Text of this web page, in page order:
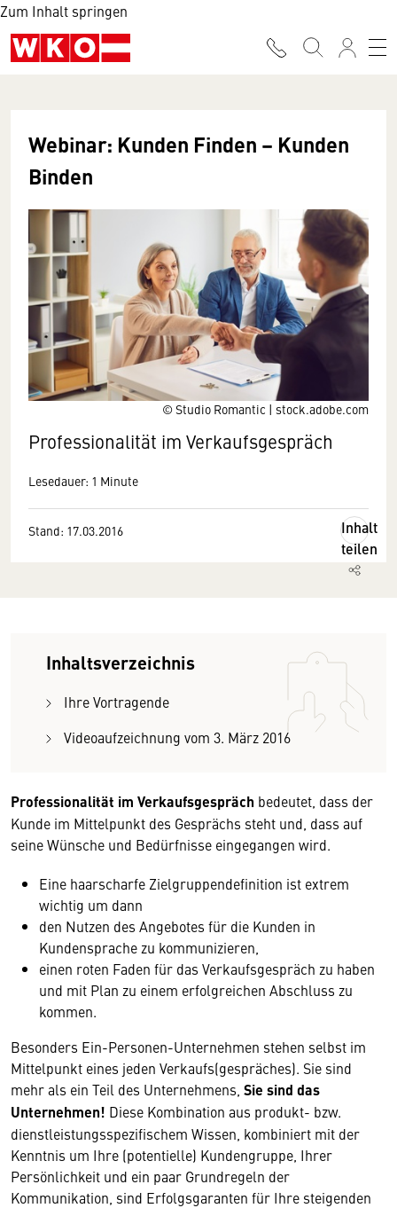
Zum Inhalt springen
© Studio Romantic | stock.adobe.com
Webinar: Kunden Finden – Kunden
Binden
Professionalität im Verkaufsgespräch
Lesedauer: 1 Minute
Stand: 17.03.2016
Inhalt
teilen
Inhaltsverzeichnis
Ihre Vortragende
Videoaufzeichnung vom 3. März 2016
Professionalität im Verkaufsgespräch bedeutet, dass der
Kunde im Mittelpunkt des Gesprächs steht und, dass auf
seine Wünsche und Bedürfnisse eingegangen wird.
Eine haarscharfe Zielgruppendefinition ist extrem
wichtig um dann
den Nutzen des Angebotes für die Kunden in
Kundensprache zu kommunizieren,
einen roten Faden für das Verkaufsgespräch zu haben
und mit Plan zu einem erfolgreichen Abschluss zu
kommen.
Besonders Ein-Personen-Unternehmen stehen selbst im
Mittelpunkt eines jeden Verkaufs(gespräches). Sie sind
mehr als ein Teil des Unternehmens, Sie sind das
Unternehmen! Diese Kombination aus produkt- bzw.
dienstleistungsspezifischem Wissen, kombiniert mit der
Kenntnis um Ihre (potentielle) Kundengruppe, Ihrer
Persönlichkeit und ein paar Grundregeln der
Kommunikation, sind Erfolgsgaranten für Ihre steigenden